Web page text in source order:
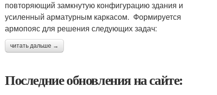
повторяющий замкнутую конфигурацию здания и
усиленный арматурным каркасом. Формируется
армопояс для решения следующих задач:
читать дальше →
Последние обновления на сайте: